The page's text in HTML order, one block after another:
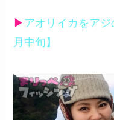
▶︎ アオリイカをア
月中旬】